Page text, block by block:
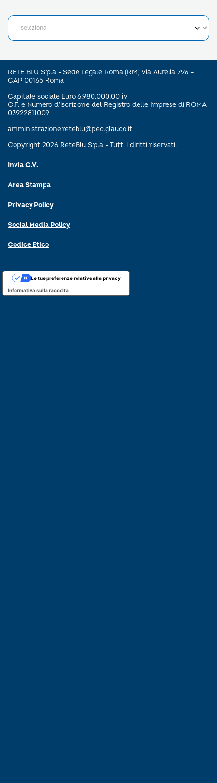
RETE BLU S.p.a - Sede Legale Roma (RM) Via Aurelia 796 –
CAP 00165 Roma
Capitale sociale Euro 6.980.000,00 i.v
C.F. e Numero d’iscrizione del Registro delle Imprese di ROMA
03922811009
amministrazione.reteblu@pec.glauco.it
Copyright 2026 ReteBlu S.p.a - Tutti i diritti riservati.
Invia C.V.
Area Stampa
Privacy Policy
Social Media Policy
Codice Etico
Informativa sulla raccolta
Le tue preferenze relative alla privacy